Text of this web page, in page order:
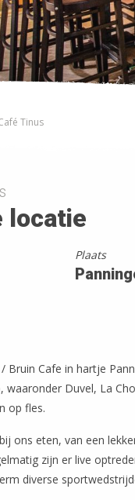
Tinus
locatie
Plaats
Bruin Cafe in hartje
waaronder Duvel, La
op fles.
ons eten, van een
zijn er live
diverse